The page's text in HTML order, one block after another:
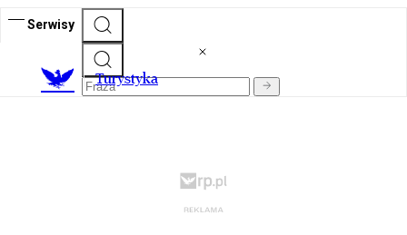
Serwisy
Turystyka